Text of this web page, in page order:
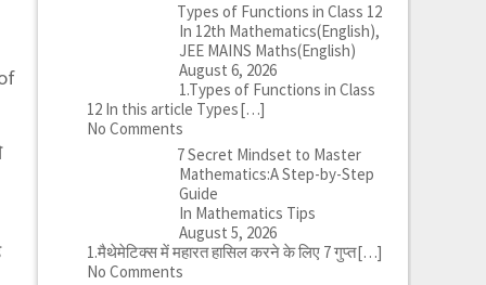
Types of Functions in Class 12
In 12th Mathematics(English),
JEE MAINS Maths(English)
August 6, 2026
1.Types of Functions in Class
12 In this article Types[…]
No Comments
7 Secret Mindset to Master
Mathematics:A Step-by-Step
Guide
In Mathematics Tips
August 5, 2026
1.मैथेमेटिक्स में महारत हासिल करने के लिए 7 गुप्त[…]
No Comments